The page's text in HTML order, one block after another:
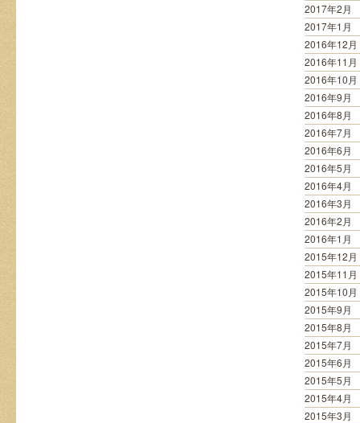
2017年2月
2017年1月
2016年12月
2016年11月
2016年10月
2016年9月
2016年8月
2016年7月
2016年6月
2016年5月
2016年4月
2016年3月
2016年2月
2016年1月
2015年12月
2015年11月
2015年10月
2015年9月
2015年8月
2015年7月
2015年6月
2015年5月
2015年4月
2015年3月